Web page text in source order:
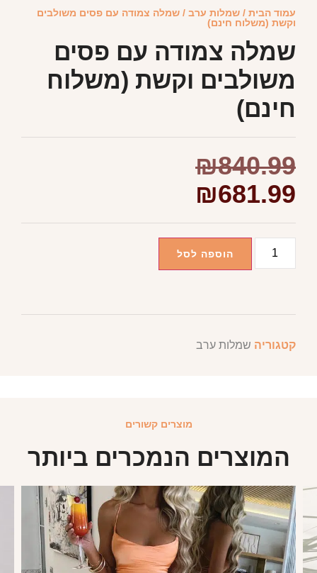
עמוד הבית / שמלות ערב / שמלה צמודה עם פסים משולבים
וקשת (משלוח חינם)
שמלה צמודה עם פסים
משולבים וקשת (משלוח
חינם)
₪840.99
₪681.99
הוספה לסל
קטגוריה שמלות ערב
מוצרים קשורים
המוצרים הנמכרים ביותר